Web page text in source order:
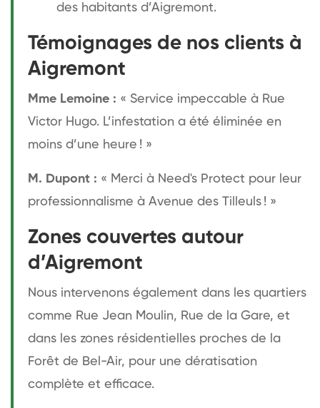
des habitants d’Aigremont.
Témoignages de nos clients à
Aigremont
Mme Lemoine : « Service impeccable à Rue
Victor Hugo. L’infestation a été éliminée en
moins d’une heure ! »
M. Dupont : « Merci à Need's Protect pour leur
professionnalisme à Avenue des Tilleuls ! »
Zones couvertes autour
d’Aigremont
Nous intervenons également dans les quartiers
comme Rue Jean Moulin, Rue de la Gare, et
dans les zones résidentielles proches de la
Forêt de Bel-Air, pour une dératisation
complète et efficace.